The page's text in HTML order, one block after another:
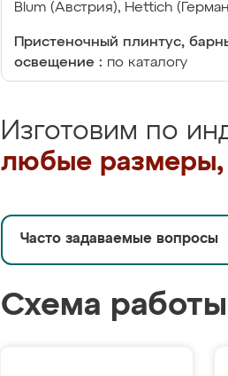
Blum (Австрия), Hettich
Пристеночный плинтус,
освещение : по каталогу
Изготовим по
любые размеры,
Часто задаваемые вопросы
Схема работы